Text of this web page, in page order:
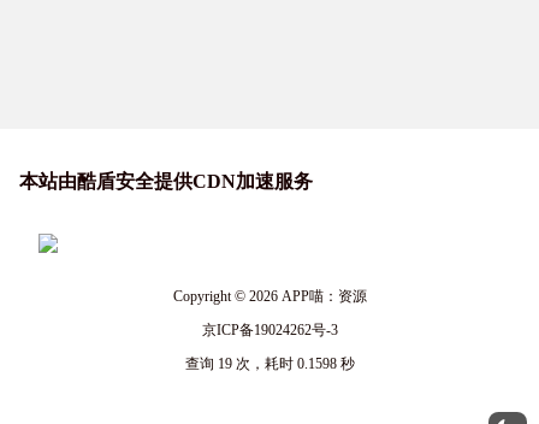
本站由酷盾安全提供CDN加速服务
Copyright © 2026APP喵：资源
京ICP备19024262号-3
查询 19 次，耗时 0.1598 秒